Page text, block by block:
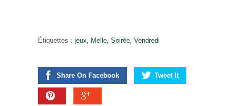
Étiquettes : jeux Melle Soirée Vendredi
Share On Facebook Tweet It